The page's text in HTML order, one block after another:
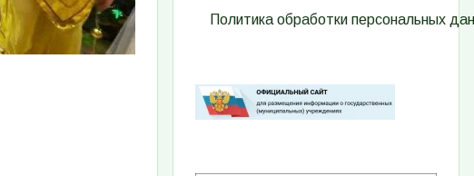
Политика обработки персональных
Изображение